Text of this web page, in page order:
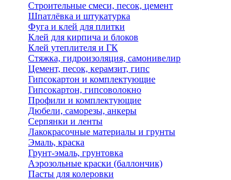
Строительные смеси, песок, цемент
Шпатлёвка и штукатурка
Фуга и клей для плитки
Клей для кирпича и блоков
Клей утеплителя и ГК
Стяжка, гидроизоляция, самонивелир
Цемент, песок, керамзит, гипс
Гипсокартон и комплектующие
Гипсокартон, гипсоволокно
Профили и комплектующие
Дюбели, саморезы, анкеры
Серпянки и ленты
Лакокрасочные материалы и грунты
Эмаль, краска
Грунт-эмаль, грунтовка
Аэрозольные краски (баллончик)
Пасты для колеровки